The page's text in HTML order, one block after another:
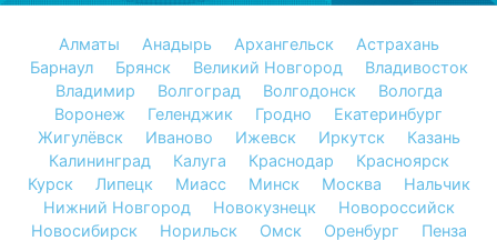
Алматы Анадырь Архангельск
Астрахань
Барнаул
Брянск Великий Новгород
Владивосток
Владимир
Волгоград Волгодонск
Вологда
Воронеж
Геленджик Гродно
Екатеринбург
Жигулёвск
Иваново Ижевск Иркутск
Казань
Калининград
Калуга Краснодар
Красноярск
Курск
Липецк Миасс Минск Москва
Нальчик
Нижний Новгород
Новокузнецк
Новороссийск
Новосибирск
Норильск Омск Оренбург
Пенза